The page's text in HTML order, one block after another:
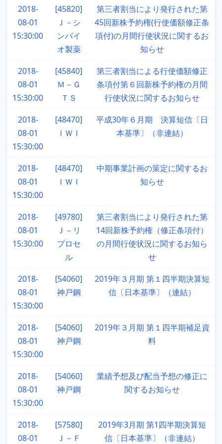
2018-
08-01
15:30:00
[45820]
Ｊ－シ
ンバイ
オ製薬
第三者割当により発行された第
45回新株予約権(行使価額修正条
項付)の月間行使状況に関するお
知らせ
2018-
08-01
15:30:00
[45840]
Ｍ－Ｇ
ＴＳ
第三者割当による行使価額修正
条項付第６回新株予約権の月間
行使状況に関するお知らせ
2018-
08-01
15:30:00
[48470]
ＩＷＩ
平成30年６月期 決算短信〔日
本基準〕（非連結）
2018-
08-01
15:30:00
[48470]
ＩＷＩ
中期事業計画の策定に関するお
知らせ
2018-
08-01
15:30:00
[49780]
Ｊ－リ
プロセ
ル
第三者割当により発行された第
14回新株予約権（修正条項付）
の月間行使状況に関するお知ら
せ
2018-
08-01
15:30:00
[54060]
神戸鋼
2019年３月期 第１四半期決算短
信〔日本基準〕（連結）
2018-
08-01
15:30:00
[54060]
神戸鋼
2019年３月期 第１四半期補足資
料
2018-
08-01
15:30:00
[54060]
神戸鋼
業績予想及び配当予想の修正に
関するお知らせ
2018-
08-01
[57580]
Ｊ－Ｆ
2019年3月期 第1四半期決算短
信〔日本基準〕（非連結）